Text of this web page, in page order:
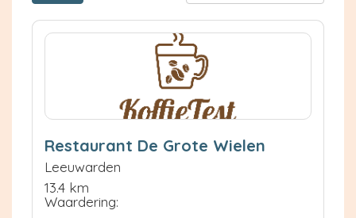
Restaurant De Grote Wielen
Leeuwarden
13.4 km
Waardering: